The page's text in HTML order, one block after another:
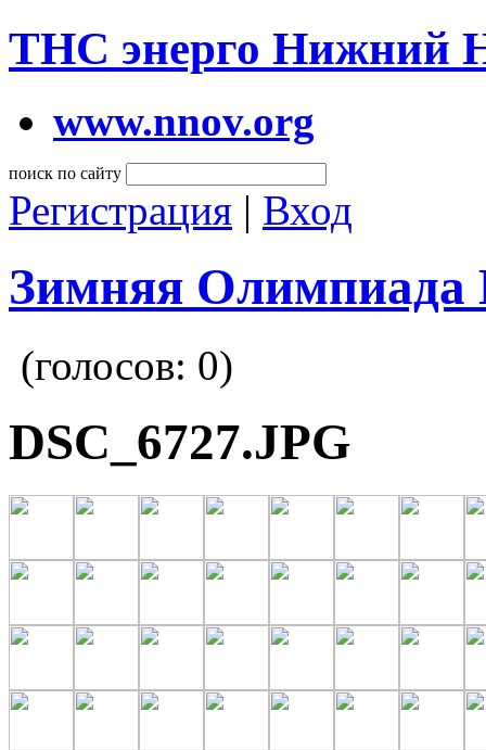
ТНС энерго Нижний
www.nnov.org
поиск по сайту
Регистрация | Вход
Зимняя Олимпиада
(голосов: 0)
DSC_6727.JPG